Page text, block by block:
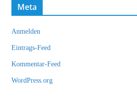
Meta
Anmelden
Eintrags-Feed
Kommentar-Feed
WordPress.org